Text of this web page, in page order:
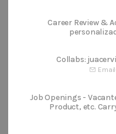
Career Review &
Collabs:
Email·
Job Openings -
Product, etc.